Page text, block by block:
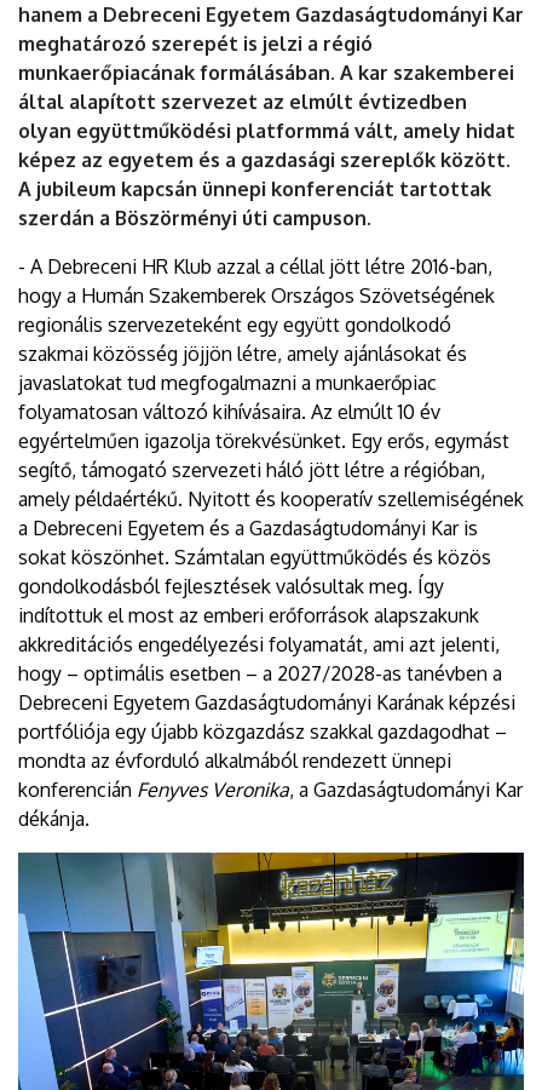
hanem a Debreceni Egyetem Gazdaságtudományi Kar
meghatározó szerepét is jelzi a régió
munkaerőpiacának formálásában. A kar szakemberei
által alapított szervezet az elmúlt évtizedben
olyan együttműködési platformmá vált, amely hidat
képez az egyetem és a gazdasági szereplők között.
A jubileum kapcsán ünnepi konferenciát tartottak
szerdán a Böszörményi úti campuson.
- A Debreceni HR Klub azzal a céllal jött létre 2016-ban,
hogy a Humán Szakemberek Országos Szövetségének
regionális szervezeteként egy együtt gondolkodó
szakmai közösség jöjjön létre, amely ajánlásokat és
javaslatokat tud megfogalmazni a munkaerőpiac
folyamatosan változó kihívásaira. Az elmúlt 10 év
egyértelműen igazolja törekvésünket. Egy erős, egymást
segítő, támogató szervezeti háló jött létre a régióban,
amely példaértékű. Nyitott és kooperatív szellemiségének
a Debreceni Egyetem és a Gazdaságtudományi Kar is
sokat köszönhet. Számtalan együttműködés és közös
gondolkodásból fejlesztések valósultak meg. Így
indítottuk el most az emberi erőforrások alapszakunk
akkreditációs engedélyezési folyamatát, ami azt jelenti,
hogy – optimális esetben – a 2027/2028-as tanévben a
Debreceni Egyetem Gazdaságtudományi Karának képzési
portfóliója egy újabb közgazdász szakkal gazdagodhat –
mondta az évforduló alkalmából rendezett ünnepi
konferencián Fenyves Veronika, a Gazdaságtudományi Kar
dékánja.